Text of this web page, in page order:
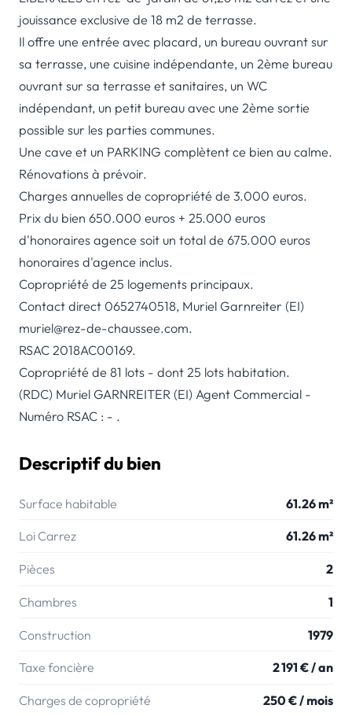
jouissance exclusive de 18 m2 de terrasse.
Il offre une entrée avec placard, un bureau ouvrant sur
sa terrasse, une cuisine indépendante, un 2ème bureau
ouvrant sur sa terrasse et sanitaires, un WC
indépendant, un petit bureau avec une 2ème sortie
possible sur les parties communes.
Une cave et un PARKING complètent ce bien au calme.
Rénovations à prévoir.
Charges annuelles de copropriété de 3.000 euros.
Prix du bien 650.000 euros + 25.000 euros
d'honoraires agence soit un total de 675.000 euros
honoraires d'agence inclus.
Copropriété de 25 logements principaux.
Contact direct 0652740518, Muriel Garnreiter (EI)
muriel@rez-de-chaussee.com.
RSAC 2018AC00169.
Copropriété de 81 lots - dont 25 lots habitation.
(RDC) Muriel GARNREITER (EI) Agent Commercial -
Numéro RSAC : - .
Descriptif du bien
Surface habitable 61.26 m²
Loi Carrez 61.26 m²
Pièces 2
Chambres 1
Construction 1979
Taxe foncière 2 191 € / an
Charges de copropriété 250 € / mois